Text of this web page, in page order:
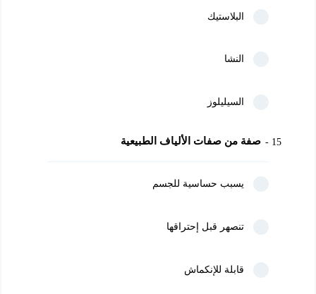
البلاستيك
النشا
السيليلوز
15 صفة من صفات الألياف الطبيعية
يسبب حساسية للجسم
تنصهر قبل إحتراقها
قابلة للإنكماش